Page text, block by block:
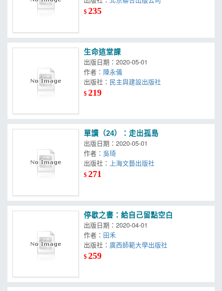
$235
生命這堂課
出版日期：2020-05-01
作者： 陳永儀
出版社： 民主與建設出版社
$219
單讀（24）：走出孤島
出版日期：2020-05-01
作者：吳琦
出版社： 上海文藝出版社
$271
停歇之書：給自己留點空白
出版日期：2020-04-01
作者： 田禾
出版社： 廣西師範大學出版社
$259